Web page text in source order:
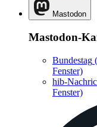
Mastodon
Mastodon-
Bundestag
Fenster)
hib-
Fenster)